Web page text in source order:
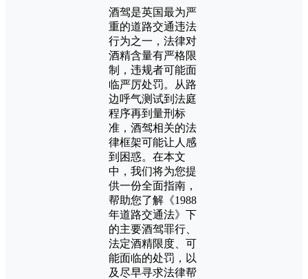
酒驾是英国最为严
重的道路交通违法
行为之一，法律对
酒精含量有严格限
制，违规者可能面
临严厉处罚。从路
边呼气测试到法庭
程序再到量刑标
准，酒驾相关的法
律框架可能让人感
到困惑。在本文
中，我们将为您提
供一份全面指南，
帮助您了解《1988
年道路交通法》下
的主要酒驾罪行、
法定酒精限度、可
能面临的处罚，以
及尽早寻求法律帮